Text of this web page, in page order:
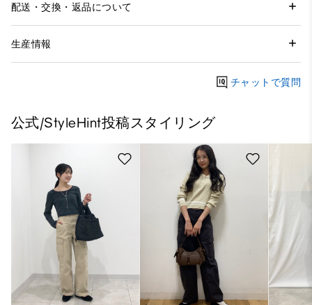
配送・交換・返品について
生産情報
チャットで質問
公式/StyleHint投稿スタイリング